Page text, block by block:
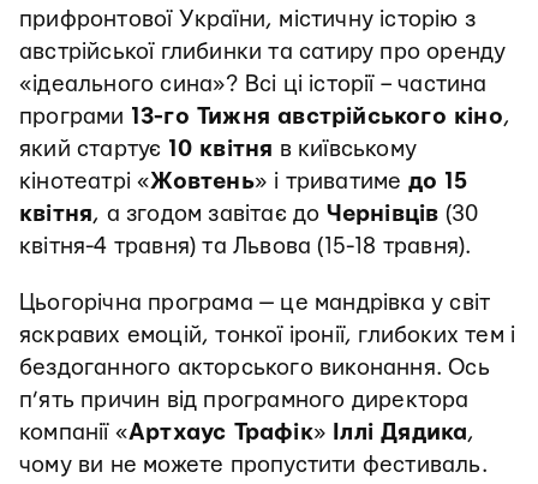
прифронтової України, містичну історію з
австрійської глибинки та сатиру про оренду
«ідеального сина»? Всі ці історії – частина
програми 13-го Тижня австрійського кіно,
який стартує 10 квітня в київському
кінотеатрі «Жовтень» і триватиме до 15
квітня, а згодом завітає до Чернівців (30
квітня-4 травня) та Львова (15-18 травня).
Цьогорічна програма — це мандрівка у світ
яскравих емоцій, тонкої іронії, глибоких тем і
бездоганного акторського виконання. Ось
п’ять причин від програмного директора
компанії «Артхаус Трафік» Іллі Дядика,
чому ви не можете пропустити фестиваль.